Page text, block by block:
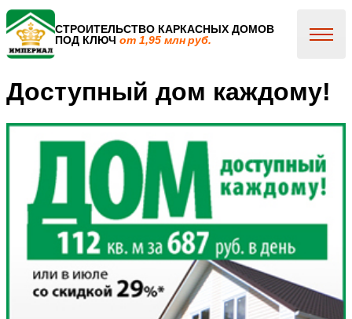
СТРОИТЕЛЬСТВО КАРКАСНЫХ ДОМОВ
ПОД КЛЮЧ от 1,95 млн руб.
Доступный дом каждому!